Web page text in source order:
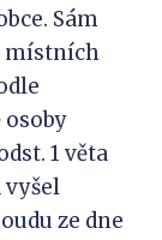
Sám
místních
osoby
1 věta
vyšel
ze dne